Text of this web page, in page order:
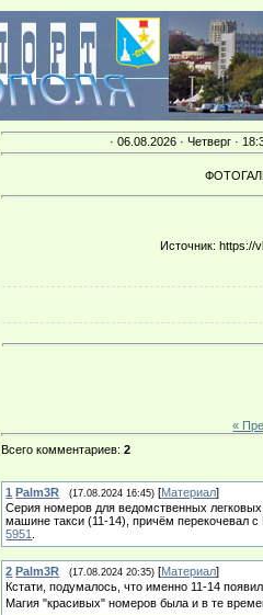
· 06.08.2026 · Четверг ·
Источник: https://
«
Всего комментариев:2
1 Palm3R (17.08.2024 16:45) [Материал]
Серия номеров для ведомственных
машине такси (11-14), причём перекочевал
5951
2 Palm3R (17.08.2024 20:35) [Материал]
Кстати, подумалось, что именно 11-14
Магия "красивых" номеров была и в те